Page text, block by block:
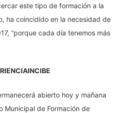
este tipo de formación a la
ha coincidido en la necesidad de
“porque cada día tenemos más
abierto hoy y mañana
Municipal de Formación de